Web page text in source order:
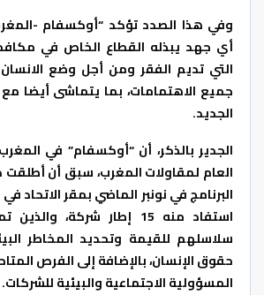
وفي هذا الصدد تؤكد “أوكسفام -
أي جهد يبذله القطاع الخاص في
التي تديم الفقر ومن أجل وضع
جميع الاهتمامات، بما يتماشى أيضا
الجديد.
الجدير بالذكر، أن “أوكسفام” في
العام لمقاولات المغرب، سبق أن
البرنامج في نونبر الماضي بمقر الاتحاد في
استفاد منه 15 إطار شركة،
سلاسلهم للقيمة وتحديد المخاطر
حقوق الإنسان، بالإضافة إلى الفرص
المسؤولية الاجتماعية والبيئية للشركات.